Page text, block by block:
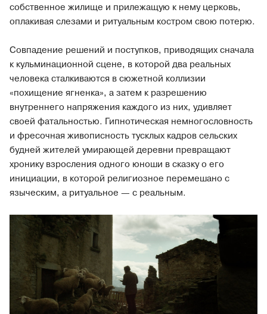
собственное жилище и прилежащую к нему церковь,
оплакивая слезами и ритуальным костром свою потерю.
Совпадение решений и поступков, приводящих сначала
к кульминационной сцене, в которой два реальных
человека сталкиваются в сюжетной коллизии
«похищение ягненка», а затем к разрешению
внутреннего напряжения каждого из них, удивляет
своей фатальностью. Гипнотическая немногословность
и фресочная живописность тусклых кадров сельских
будней жителей умирающей деревни превращают
хронику взросления одного юноши в сказку о его
инициации, в которой религиозное перемешано с
языческим, а ритуальное — с реальным.